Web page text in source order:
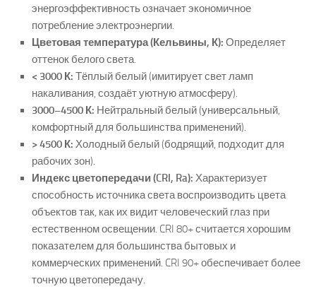
энергоэффективность означает экономичное
потребление электроэнергии.
Цветовая температура (Кельвины, К): Определяет
оттенок белого света.
< 3000 К: Тёплый белый (имитирует свет ламп
накаливания, создаёт уютную атмосферу).
3000–4500 К: Нейтральный белый (универсальный,
комфортный для большинства применений).
> 4500 К: Холодный белый (бодрящий, подходит для
рабочих зон).
Индекс цветопередачи (CRI, Ra): Характеризует
способность источника света воспроизводить цвета
объектов так, как их видит человеческий глаз при
естественном освещении. CRI 80+ считается хорошим
показателем для большинства бытовых и
коммерческих применений. CRI 90+ обеспечивает более
точную цветопередачу.